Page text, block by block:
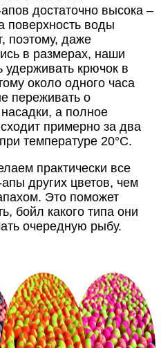
достаточно высока –
поверхность воды
поэтому, даже
в размерах, наши
крючок в
около одного часа
переживать о
а полное
примерно за два
температуре 20°С.
практически все
других цветов, чем
Это поможет
бойл какого типа они
очередную рыбу.